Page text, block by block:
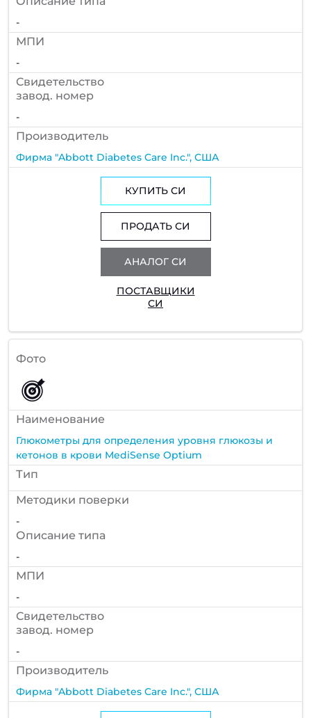
-
МПИ
-
Cвидетельство
завод. номер
-
Производитель
Фирма "Abbott Diabetes Care Inc.", США
КУПИТЬ СИ
ПРОДАТЬ СИ
АНАЛОГ СИ
ПОСТАВЩИКИ
СИ
Фото
Наименование
Глюкометры для определения уровня глюкозы и
кетонов в крови MediSense Optium
Тип
Методики поверки
-
Описание типа
-
МПИ
-
Cвидетельство
завод. номер
-
Производитель
Фирма "Abbott Diabetes Care Inc.", США